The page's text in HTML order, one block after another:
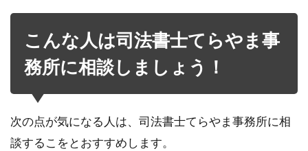
こんな人は司法書士てらやま事
務所に相談しましょう！
次の点が気になる人は、司法書士てらやま事務所に相
談するこをとおすすめします。